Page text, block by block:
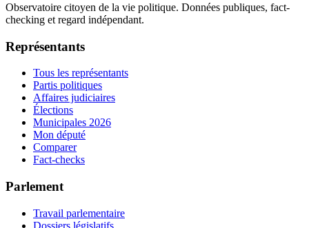
Observatoire citoyen de la vie politique. Données publiques, fact-
checking et regard indépendant.
Représentants
Tous les représentants
Partis politiques
Affaires judiciaires
Élections
Municipales 2026
Mon député
Comparer
Fact-checks
Parlement
Travail parlementaire
Dossiers législatifs